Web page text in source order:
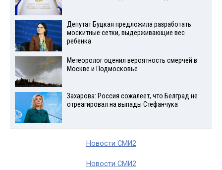
Депутат Буцкая предложила разработать
москитные сетки, выдерживающие вес
ребенка
Метеоролог оценил вероятность смерчей в
Москве и Подмосковье
Захарова: Россия сожалеет, что Белград не
отреагировал на выпады Стефанчука
Новости СМИ2
Новости СМИ2